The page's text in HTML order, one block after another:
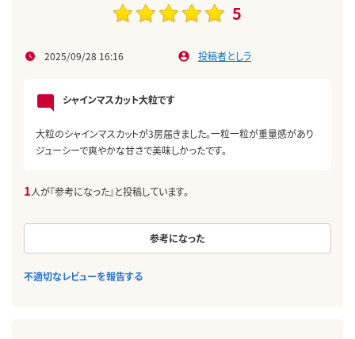
5
2025/09/28 16:16 投稿者としラ
シャインマスカット大粒です
大粒のシャインマスカットが3房届きました。一粒一粒が重量感があり
ジューシーで爽やかな甘さで美味しかったです。
1人が『参考になった』と投稿しています。
参考になった
不適切なレビューを報告する